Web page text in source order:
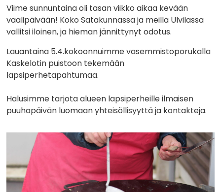
Viime sunnuntaina oli tasan viikko aikaa kevään
vaalipäivään! Koko Satakunnassa ja meillä Ulvilassa
vallitsi iloinen, ja hieman jännittynyt odotus.
Lauantaina 5.4.kokoonnuimme vasemmistoporukalla
Kaskelotin puistoon tekemään
lapsiperhetapahtumaa.
Halusimme tarjota alueen lapsiperheille ilmaisen
puuhapäivän luomaan yhteisöllisyyttä ja kontakteja.